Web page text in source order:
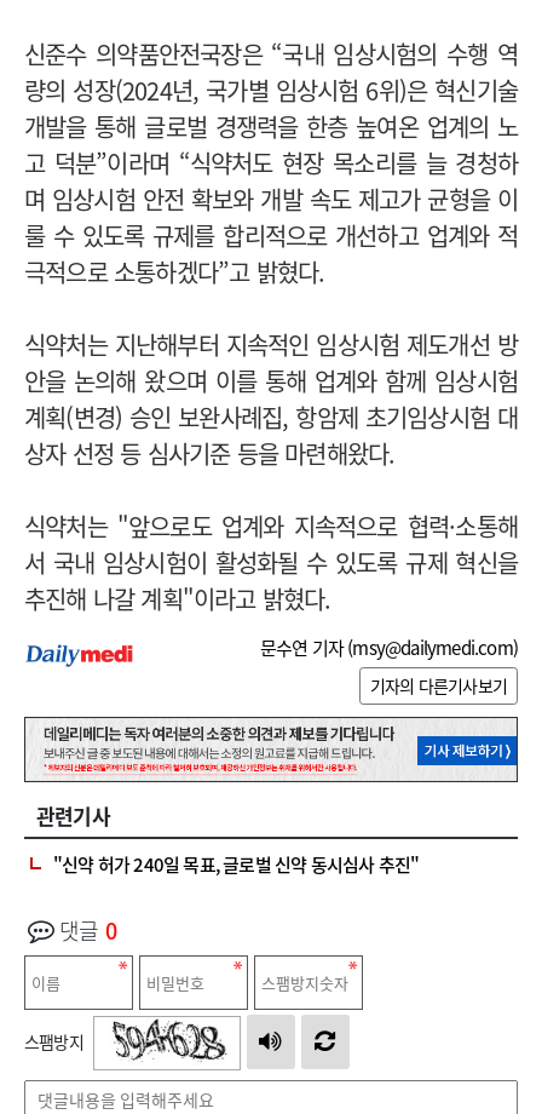
신준수 의약품안전국장은 “국내 임상시험의 수행 역
량의 성장(2024년, 국가별 임상시험 6위)은 혁신기술
개발을 통해 글로벌 경쟁력을 한층 높여온 업계의 노
고 덕분”이라며 “식약처도 현장 목소리를 늘 경청하
며 임상시험 안전 확보와 개발 속도 제고가 균형을 이
룰 수 있도록 규제를 합리적으로 개선하고 업계와 적
극적으로 소통하겠다”고 밝혔다.
식약처는 지난해부터 지속적인 임상시험 제도개선 방
안을 논의해 왔으며 이를 통해 업계와 함께 임상시험
계획(변경) 승인 보완사례집, 항암제 초기임상시험 대
상자 선정 등 심사기준 등을 마련해왔다.
식약처는 "앞으로도 업계와 지속적으로 협력·소통해
서 국내 임상시험이 활성화될 수 있도록 규제 혁신을
추진해 나갈 계획"이라고 밝혔다.
문수연 기자 (msy@dailymedi.com)
기자의 다른기사보기
관련기사
"신약 허가 240일 목표, 글로벌 신약 동시심사 추진"
댓글 0
스팸방지